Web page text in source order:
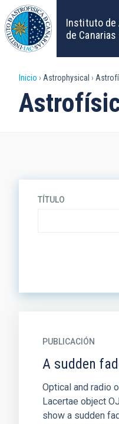
Pasar
al
contenido
principal
Instituto
de Canarias
enlaces
Inicio Astrophysical
TÍTULO
PUBLICACIÓN
A sudden
Optical and radio
Lacertae object
show a sudden